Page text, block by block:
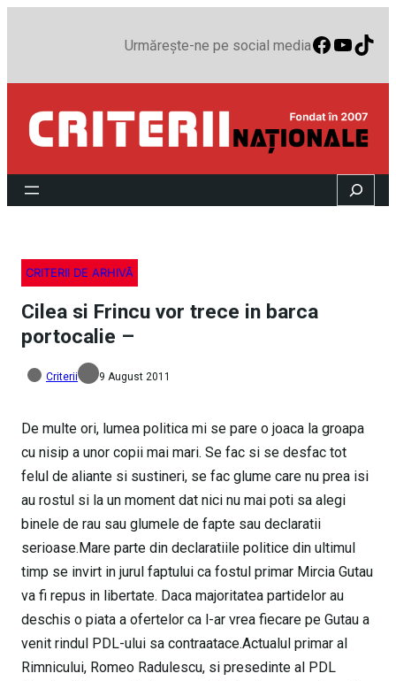
Urmărește-ne pe social media
Search
CRITERII DE ARHIVĂ
Cilea si Frincu vor trece in barca
portocalie –
Criterii 9 August 2011
De multe ori, lumea politica mi se pare o joaca la groapa
cu nisip a unor copii mai mari. Se fac si se desfac tot
felul de aliante si sustineri, se fac glume care nu prea isi
au rostul si la un moment dat nici nu mai poti sa alegi
binele de rau sau glumele de fapte sau declaratii
serioase.Mare parte din declaratiile politice din ultimul
timp se invirt in jurul faptului ca fostul primar Mircia Gutau
va fi repus in libertate. Daca majoritatea partidelor au
deschis o piata a ofertelor ca l-ar vrea fiecare pe Gutau a
venit rindul PDL-ului sa contraatace.Actualul primar al
Rimnicului, Romeo Radulescu, si presedinte al PDL